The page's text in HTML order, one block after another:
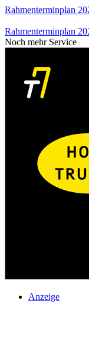
Rahmenterminplan
Rahmenterminplan
Noch mehr Service
Anzeige